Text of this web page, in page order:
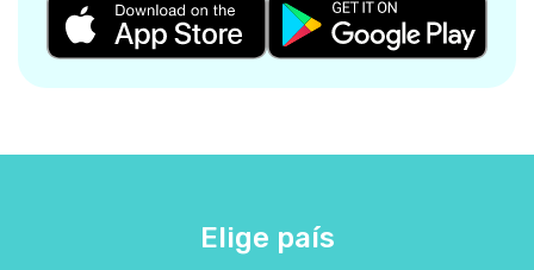
Elige país